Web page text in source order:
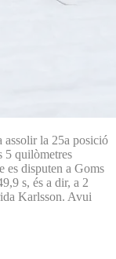
assolir la 25a posició
5 quilòmetres
es disputen a Goms
s, és a dir, a 2
Karlsson. Avui